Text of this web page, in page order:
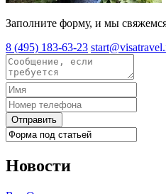
Заполните форму, и мы
8 (495) 183-63-23
Отправить
Новости